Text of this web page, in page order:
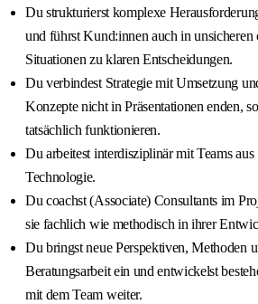
Du strukturierst komplexe
und führst Kund:innen auch in unsicheren
Situationen zu klaren Entscheidungen.
Du verbindest Strategie mit Umsetzung
Konzepte nicht in Präsentationen enden,
tatsächlich funktionieren.
Du arbeitest interdisziplinär mit Teams
Technologie.
Du coachst (Associate) Consultants im
sie fachlich wie methodisch in ihrer
Du bringst neue Perspektiven, Methoden
Beratungsarbeit ein und entwickelst
mit dem Team weiter.